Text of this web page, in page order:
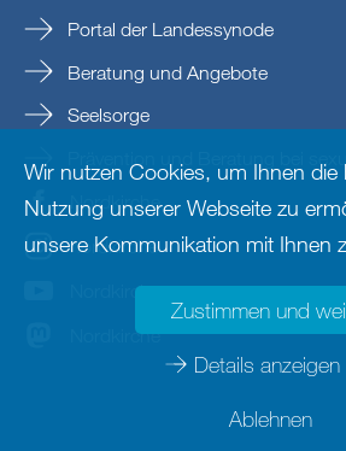
Portal der Landessynode
Beratung und Angebote
Seelsorge
Nordkirche
nordkirche
Nordkirche
Nordkirche
Wir nutzen Cookies, um Ihnen die
Nutzung unserer Webseite zu
unsere Kommunikation mit Ihnen
Zustimmen und
Details anzeigen
Ablehnen